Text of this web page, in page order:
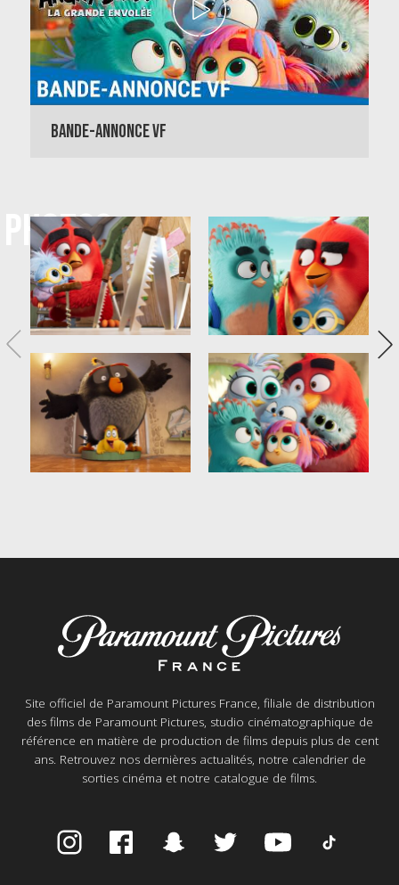
BANDE-ANNONCE VF
PHOTOS
Site officiel de Paramount Pictures France, filiale de distribution
des films de Paramount Pictures, studio cinématographique de
référence en matière de production de films depuis plus de cent
ans. Retrouvez nos dernières actualités, notre calendrier de
sorties cinéma et notre catalogue de films.